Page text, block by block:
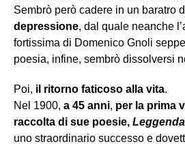
Sembrò però cadere in un baratro
depressione, dal quale neanche
fortissima di Domenico Gnoli
poesia, infine, sembrò dissolversi
Poi, il ritorno faticoso alla vita.
Nel 1900, a 45 anni, per la prima
raccolta di sue poesie,
uno straordinario successo e